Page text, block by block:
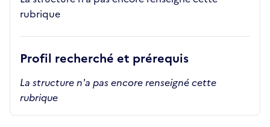
rubrique
Profil recherché et prérequis
La structure n'a pas encore renseigné cette
rubrique